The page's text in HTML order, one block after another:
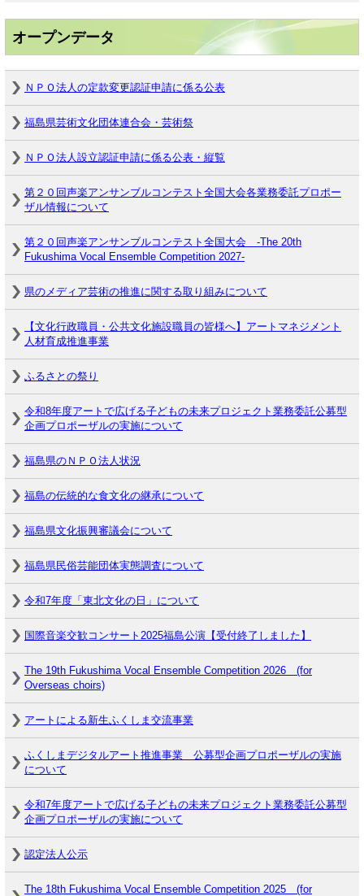
オープンデータ
ＮＰＯ法人の定款変更認証申請に係る公表
福島県芸術文化団体連合会・芸術祭
ＮＰＯ法人設立認証申請に係る公表・縦覧
第２０回声楽アンサンブルコンテスト全国大会各業務委託プロポー
ザル情報について
第２０回声楽アンサンブルコンテスト全国大会 -The 20th
Fukushima Vocal Ensemble Competition 2027-
県のメディア芸術の推進に関する取り組みについて
【文化行政職員・公共文化施設職員の皆様へ】アートマネジメント
人材育成推進事業
ふるさとの祭り
令和8年度アートで広げる子どもの未来プロジェクト業務委託公募型
企画プロポーザルの実施について
福島県のＮＰＯ法人状況
福島の伝統的な食文化の継承について
福島県文化振興審議会について
福島県民俗芸能団体実態調査について
令和7年度「東北文化の日」について
国際音楽交歓コンサート2025福島公演【受付終了しました】
The 19th Fukushima Vocal Ensemble Competition 2026 (for
Overseas choirs)
アートによる新生ふくしま交流事業
ふくしまデジタルアート推進事業 公募型企画プロポーザルの実施
について
令和7年度アートで広げる子どもの未来プロジェクト業務委託公募型
企画プロポーザルの実施について
認定法人公示
The 18th Fukushima Vocal Ensemble Competition 2025 (for